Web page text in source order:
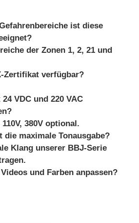
ist diese
der Zonen 1, 2, 21 und
Zertifikat verfügbar?
VDC und 220 VAC
110V, 380V optional.
die maximale Tonausgabe?
Klang unserer BBJ-Serie
und Farben anpassen?